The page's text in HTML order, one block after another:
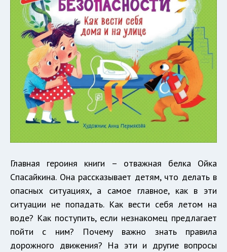
Главная героиня книги – отважная белка Ойка
Спасайкина. Она рассказывает детям, что делать в
опасных ситуациях, а самое главное, как в эти
ситуации не попадать. Как вести себя летом на
воде? Как поступить, если незнакомец предлагает
пойти с ним? Почему важно знать правила
дорожного движения? На эти и другие вопросы